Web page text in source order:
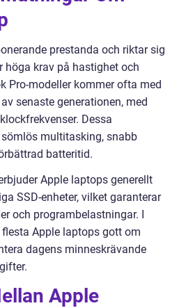
prestanda och riktar sig
höga krav på hastighet och
Pro-modeller kommer ofta med
senaste generationen, med
Dessa
multitasking, snabb
batteritid.
Apple laptops generellt
SSD-enheter, vilket garanterar
och programbelastningar. I
Apple laptops gott om
dagens minneskrävande
Apple